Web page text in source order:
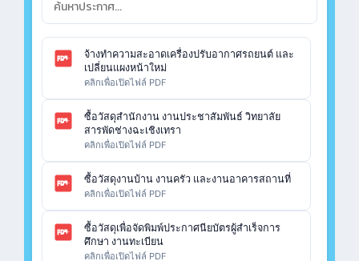
จ้างทำความสะอาดเครื่องปรับอากาศรถยนต์ และ
เปลี่ยนแผงหน้าใหม่
คลิกเพื่อเปิดไฟล์ PDF
ซื้อวัสดุสำนักงาน งานประชาสัมพันธ์ วิทยาลัย
สารพัดช่างฉะเชิงเทรา
คลิกเพื่อเปิดไฟล์ PDF
ซื้อวัสดุงานบ้าน งานครัว และงานอาคารสถานที่
คลิกเพื่อเปิดไฟล์ PDF
ซื้อวัสดุเพื่อจัดพิมพ์ประกาศนียบัตรผู้สำเร็จการ
ศึกษา งานทะเบียน
คลิกเพื่อเปิดไฟล์ PDF